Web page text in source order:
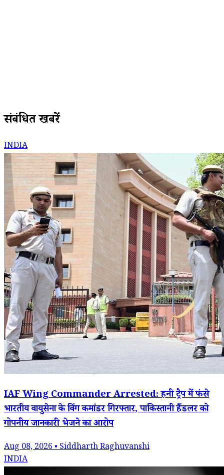
संबंधित खबरें
INDIA
IAF Wing Commander Arrested: हनी ट्रैप में फंसे
भारतीय वायुसेना के विंग कमांडर गिरफ्तार, पाकिस्तानी हैंडलर को
गोपनीय जानकारी भेजने का आरोप
Aug 08, 2026 • Siddharth Raghuvanshi
INDIA